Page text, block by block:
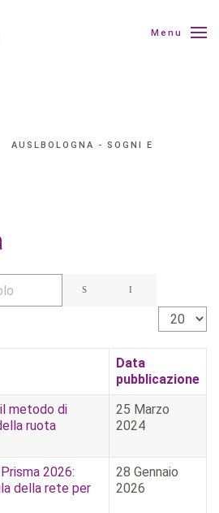
Menu
AUSLBOLOGNA - SOGNI E
Visualizza
Data
pubblicazione
metodo di
ruota
25 Marzo
2024
2026:
della rete per
28 Gennaio
2026